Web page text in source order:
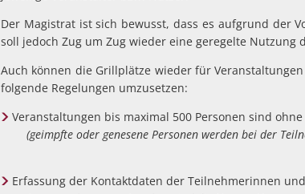
Der Magistrat ist sich bewusst, dass es aufgrund der
soll jedoch Zug um Zug wieder eine geregelte
Auch können die Grillplätze wieder für
folgende Regelungen umzusetzen:
Veranstaltungen bis maximal 500 Personen sind
(geimpfte oder genesene Personen werden bei der
Erfassung der Kontaktdaten der Teilnehmerinnen